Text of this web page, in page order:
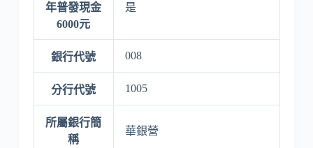
年普發現金
6000元
是
銀行代號 008
分行代號 1005
所屬銀行簡
稱
華銀營